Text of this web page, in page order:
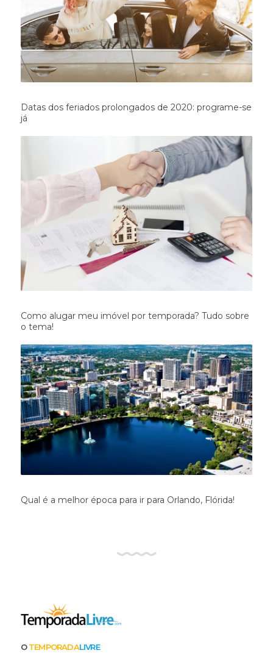
Datas dos feriados prolongados de 2020: programe-se
já
Como alugar meu imóvel por temporada? Tudo sobre
o tema!
Qual é a melhor época para ir para Orlando, Flórida!
OTEMPORADALIVRE